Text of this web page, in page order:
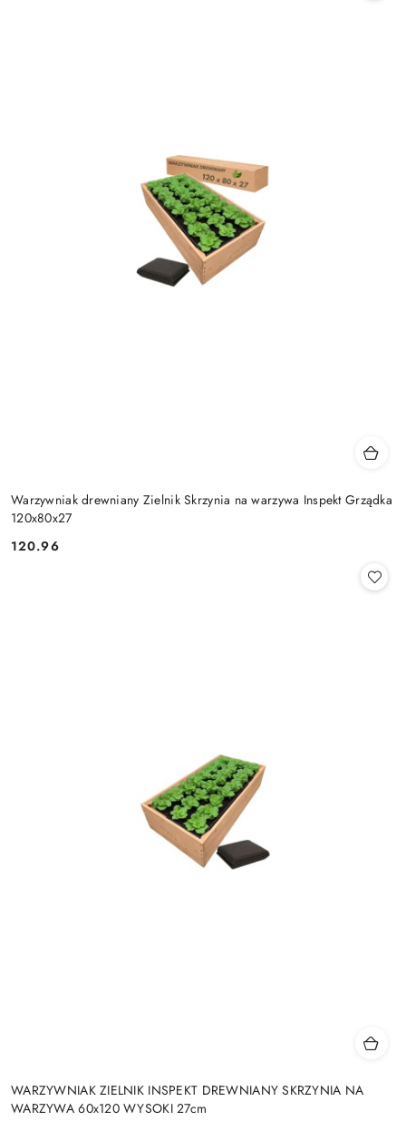
Warzywniak drewniany Zielnik Skrzynia na warzywa Inspekt Grządka
120x80x27
Cena:
120.96
WARZYWNIAK ZIELNIK INSPEKT DREWNIANY SKRZYNIA NA
WARZYWA 60x120 WYSOKI 27cm